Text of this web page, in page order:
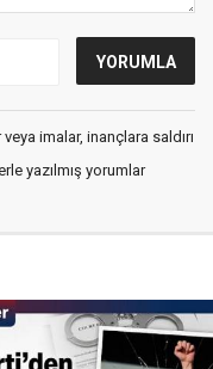
imalar, inançlara saldırı
yazılmış yorumlar